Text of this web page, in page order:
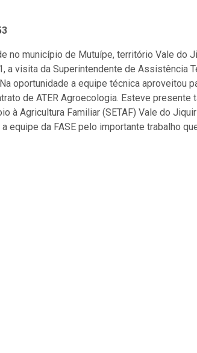
no município de Mutuípe, território Vale do
a visita da Superintendente de Assistência
oportunidade a equipe técnica aproveitou
de ATER Agroecologia. Esteve
à Agricultura Familiar (SETAF) Vale do
equipe da FASE pelo importante trabalho